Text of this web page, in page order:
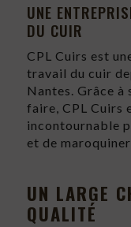
UNE
DU CUIR
CPL Cuirs est
travail du cuir
Nantes. Grâce à
faire, CPL Cuirs
incontournable
et de
UN LARGE
QUALITÉ